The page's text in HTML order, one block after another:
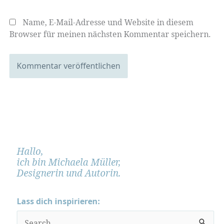
Name, E-Mail-Adresse und Website in diesem
Browser für meinen nächsten Kommentar speichern.
Hallo,
ich bin Michaela Müller,
Designerin und Autorin.
Lass dich inspirieren: